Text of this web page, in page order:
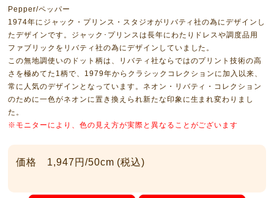
Pepper/ペッパー
1974年にジャック・プリンス・スタジオがリバティ社の為にデザインし
たデザインです。ジャック･プリンスは長年にわたりドレスや調度品用
ファブリックをリバティ社の為にデザインしていました。
この無地調使いのドット柄は、リバティ社ならではのプリント技術の高
さを極めてた1柄で、1979年からクラシックコレクションに加入以来、
常に人気のデザインとなっています。ネオン・リバティ・コレクション
のために一色がネオンに置き換えられ新たな印象に生まれ変わりまし
た。
※モニターにより、色の見え方が実際と異なることがございます
価格 1,947円/50cm (税込)